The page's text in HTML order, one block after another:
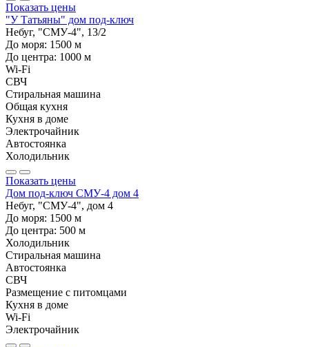
Показать цены
"У Татьяны" дом под-ключ
Небуг, "СМУ-4", 13/2
До моря: 1500 м
До центра: 1000 м
Wi-Fi
СВЧ
Стиральная машина
Общая кухня
Кухня в доме
Электрочайник
Автостоянка
Холодильник
Показать цены
Дом под-ключ СМУ-4 дом 4
Небуг, "СМУ-4", дом 4
До моря: 1500 м
До центра: 500 м
Холодильник
Стиральная машина
Автостоянка
СВЧ
Размещение с питомцами
Кухня в доме
Wi-Fi
Электрочайник